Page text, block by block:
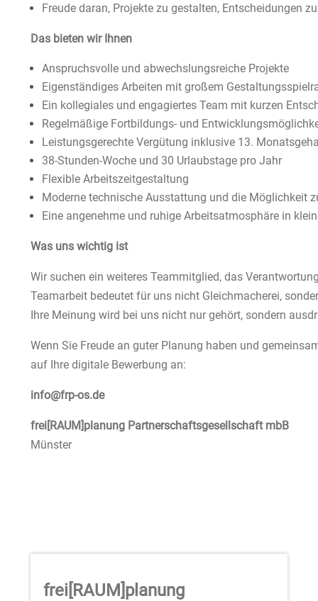
Freude daran, Projekte zu gestalten, Entscheidungen
Das bieten wir Ihnen
Anspruchsvolle und abwechslungsreiche Projekte
Eigenständiges Arbeiten mit großem
Ein kollegiales und engagiertes Team mit kurzen
Regelmäßige Fortbildungs- und
Leistungsgerechte Vergütung inklusive 13.
38-Stunden-Woche und 30 Urlaubstage pro Jahr
Flexible Arbeitszeitgestaltung
Moderne technische Ausstattung und die Möglichkeit
Eine angenehme und ruhige Arbeitsatmosphäre in
Was uns wichtig ist
Wir suchen ein weiteres Teammitglied, das
Teamarbeit bedeutet für uns nicht Gleichmacherei,
Ihre Meinung wird bei uns nicht nur gehört, sondern
Wenn Sie Freude an guter Planung haben und
auf Ihre digitale Bewerbung an:
info@frp-os.de
frei[RAUM]planung Partnerschaftsgesellschaft mbB
Münster
frei RAUM planung